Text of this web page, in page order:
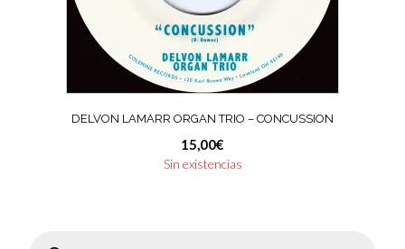
DELVON LAMARR ORGAN TRIO – CONCUSSION
15,00€
Sin existencias